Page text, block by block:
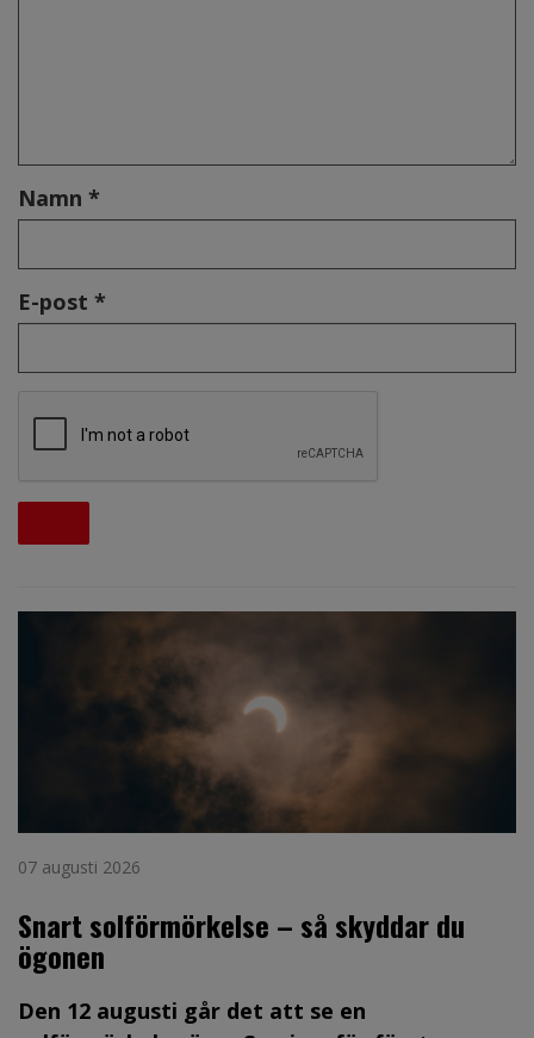
Namn *
E-post *
07 augusti 2026
Snart solförmörkelse – så skyddar du
ögonen
Den 12 augusti går det att se en